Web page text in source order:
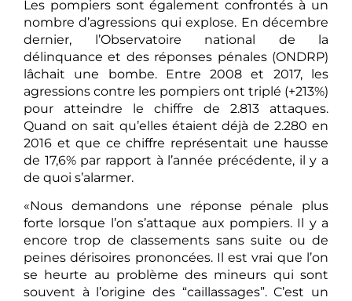
Les pompiers sont également confrontés à un
nombre d’agressions qui explose. En décembre
dernier, l’Observatoire national de la
délinquance et des réponses pénales (ONDRP)
lâchait une bombe. Entre 2008 et 2017, les
agressions contre les pompiers ont triplé (+213%)
pour atteindre le chiffre de 2.813 attaques.
Quand on sait qu’elles étaient déjà de 2.280 en
2016 et que ce chiffre représentait une hausse
de 17,6% par rapport à l’année précédente, il y a
de quoi s’alarmer.
«Nous demandons une réponse pénale plus
forte lorsque l’on s’attaque aux pompiers. Il y a
encore trop de classements sans suite ou de
peines dérisoires prononcées. Il est vrai que l’on
se heurte au problème des mineurs qui sont
souvent à l’origine des “caillassages”. C’est un